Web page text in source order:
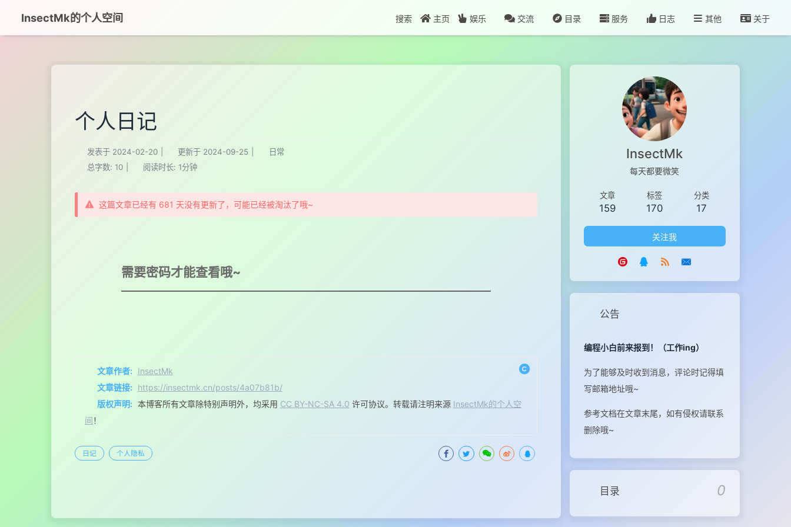
InsectMk的个人空间 搜索 主页 娱乐 交流 目录 服务 日志 其他 关于
个人日记
发表于 2024-02-20 更新于 2024-09-25
日常
总字数: 10 阅读时长: 1分钟
这篇文章已经有 681 天没有更新了，可能已经被淘汰了哦~
需要密码才能查看哦~
文章作者:
InsectMk
文章链接:
https://insectmk.cn/posts/4a07b81b/
版权声明: 本博客所有文章除特别声明外，均采用 CC BY-NC-SA 4.0 许可协议。转载请注明来源 InsectMk的个人空
间！
日记 个人隐私
InsectMk
每天都要微笑
文章
159
标签
170
分类
17
关注我
公告
编程小白前来报到！（工作ing）
为了能够及时收到消息，评论时记得填
写邮箱地址哦~
参考文档在文章末尾，如有侵权请联系
删除哦~
目录 0